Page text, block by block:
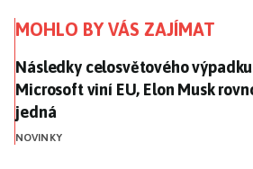
MOHLO BY VÁS ZAJÍMAT
Následky celosvětového
Následky celosvětového
Microsoft viní EU, Elon Musk
jedná
NOVINKY